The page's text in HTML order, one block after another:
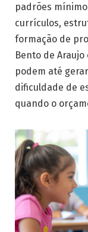
padrões
currículos,
formação de
Bento de
podem até
dificuldade de
quando o